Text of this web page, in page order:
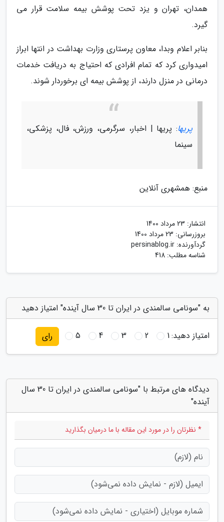
همدان، تهران و یزد تحت پوشش بیمه سلامت قرار می
گیرد.
بنابر اعلام وبدا، معاون پرستاری وزارت بهداشت در انتها ابراز
امیدواری کرد که تمام افرادی که احتیاج به دریافت خدمات
درمانی در منزل دارند، از پوشش بیمه ای برخوردار شوند.
پریها: پریها | اخبار، سرگرمی، ورزش، فال، پزشکی،
سینما
منبع: همشهری آنلاین
انتشار: 23 مرداد 1400
بروزرسانی: 23 مرداد 1400
گردآورنده: persinablog.ir
شناسه مطلب: 418
به "سونامی سالمندی در ایران تا 30 سال آینده" امتیاز دهید
امتیاز دهید:1
2
3
4
5 رای
دیدگاه های مرتبط با "سونامی سالمندی در ایران تا 30 سال
آینده"
* نظرتان را در مورد این مقاله با ما درمیان بگذارید